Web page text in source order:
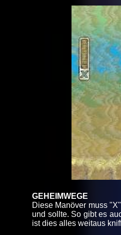
GEHEIMWEGE
Diese Manöver muss
und sollte. So gibt es
ist dies alles weitaus